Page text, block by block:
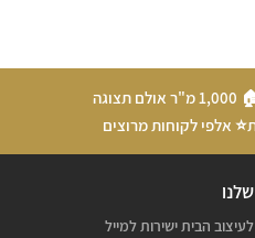
אולם תצוגה
⭐ אלפי לקוחות מרוצים
הבית ישירות למייל